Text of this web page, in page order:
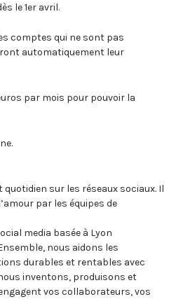
le 1er avril.
comptes qui ne sont pas
automatiquement leur
par mois pour pouvoir la
quotidien sur les réseaux sociaux. Il
par les équipes de
media basée à Lyon
nous aidons les
durables et rentables avec
inventons, produisons et
vos collaborateurs, vos